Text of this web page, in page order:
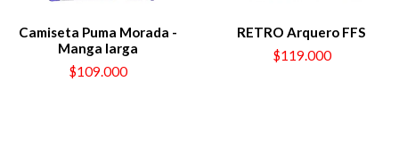
Camiseta Puma Morada -
Manga larga
$109.000
RETRO Arquero FFS
$119.000